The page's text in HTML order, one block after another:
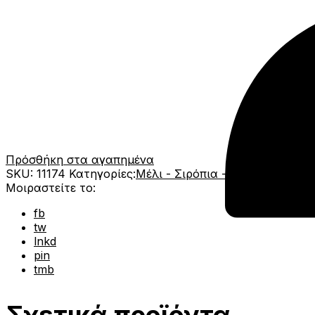
Πρόσθήκη στα αγαπημένα
SKU: 11174 Κατηγορίες:Μέλι - Σιρόπια - Αλείμματα
Μοιραστείτε το:
fb
tw
lnkd
pin
tmb